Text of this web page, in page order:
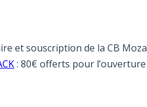
et souscription de la CB
: 80€ offerts pour